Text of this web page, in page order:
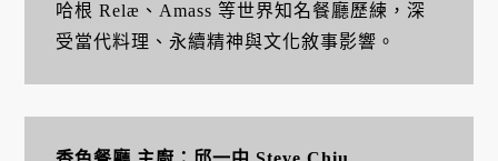
哈根 Relæ、Amass 等世界知名餐廳歷練，深
受當代料理、永續精神與文化敘事影響。